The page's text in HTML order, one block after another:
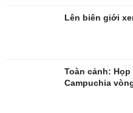
Lên biên giới
Toàn cảnh: Họp
Campuchia